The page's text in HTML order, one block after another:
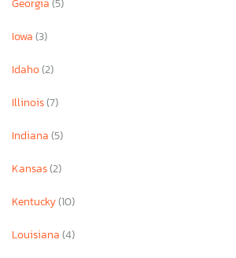
Iowa(3)
Idaho(2)
Illinois(7)
Indiana(5)
Kansas(2)
Kentucky(10)
Louisiana(4)